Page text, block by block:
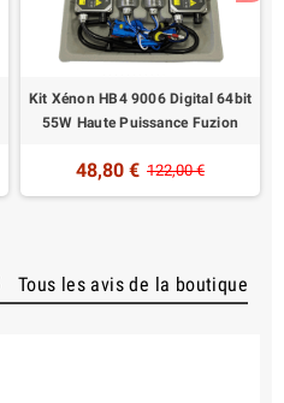
Kit Xénon HB4 9006 Digital 64bit
55W Haute Puissance Fuzion
48,80 € 122,00 €
Tous les avis de la boutique